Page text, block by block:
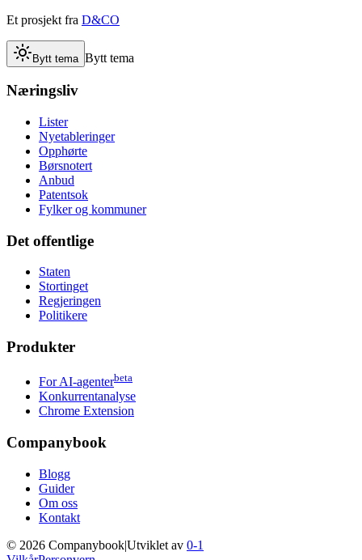
Et prosjekt fra D&CO
Bytt tema Bytt tema
Næringsliv
Lister
Nyetableringer
Opphørte
Børsnotert
Anbud
Patentsok
Fylker og kommuner
Det offentlige
Staten
Stortinget
Regjeringen
Politikere
Produkter
For AI-agenterbeta
Konkurrentanalyse
Chrome Extension
Companybook
Blogg
Guider
Om oss
Kontakt
© 2026 Companybook|Utviklet av 0-1